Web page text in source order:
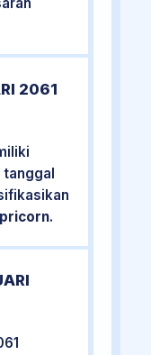
2061
tanggal
.